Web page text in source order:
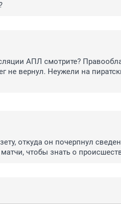
АПЛ смотрите?
не вернул. Неужели на
откуда он почерпнул
чтобы знать о